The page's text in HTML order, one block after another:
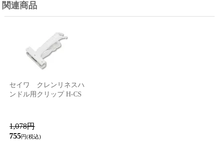
関連商品
セイワ クレンリネスハ
ンドル用クリップ H-CS
1,078円
755円(税込)